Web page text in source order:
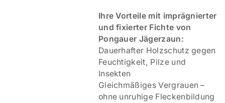
Ihre Vorteile mit imprägnierter
und fixierter Fichte von
Pongauer Jägerzaun:
Dauerhafter Holzschutz gegen
Feuchtigkeit, Pilze und
Insekten
Gleichmäßiges Vergrauen –
ohne unruhige Fleckenbildung